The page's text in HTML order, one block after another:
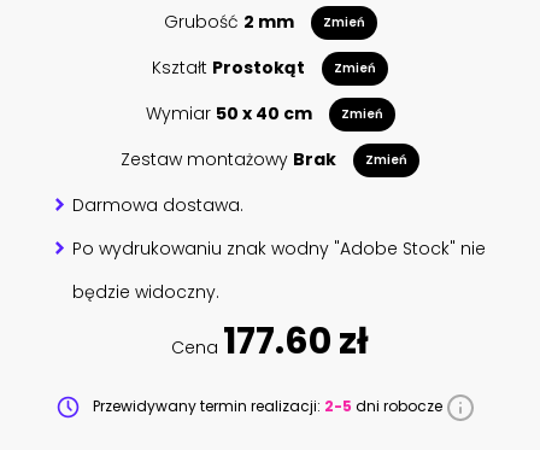
Grubość 2 mm Zmień
Kształt Prostokąt Zmień
Wymiar 50 x 40 cm Zmień
Zestaw montażowy Brak Zmień
Darmowa dostawa.
Po wydrukowaniu znak wodny "Adobe Stock" nie
będzie widoczny.
Cena 177.60 zł
Przewidywany termin realizacji: 2-5 dni robocze